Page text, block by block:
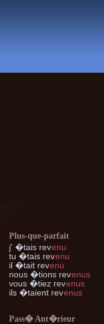
Plus-que-parfait
j' �tais revenu
tu �tais revenu
il�tait revenu
nous�tions revenus
vous�tiez revenus
ils�taient revenus
Pass� Ant�rieur